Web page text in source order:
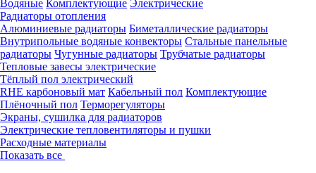
Водяные Комплектующие Электрические
Радиаторы отопления
Алюминиевые радиаторы Биметаллические радиаторы
Внутрипольные водяные конвекторы Стальные панельные
радиаторы Чугунные радиаторы Трубчатые радиаторы
Тепловые завесы электрические
Тёплый пол электрический
RHE карбоновый мат Кабельный пол Комплектующие
Плёночный пол Терморегуляторы
Экраны, сушилка для радиаторов
Электрические тепловентиляторы и пушки
Расходные материалы
Показать все